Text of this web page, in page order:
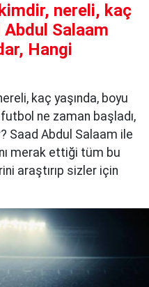
nereli, kaç
Abdul Salaam
Hangi
kaç yaşında, boyu
ne zaman başladı,
Saad Abdul Salaam ile
merak ettiği tüm bu
araştırıp sizler için